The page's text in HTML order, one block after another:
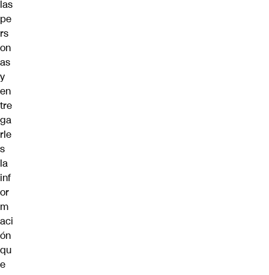
las
pe
rs
on
as
y
en
tre
ga
rle
s
la
inf
or
m
aci
ón
qu
e